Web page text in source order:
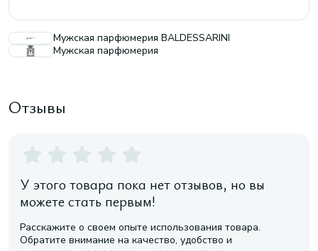
Мужская парфюмерия BALDESSARINI
Мужская парфюмерия
Отзывы
У этого товара пока нет отзывов, но вы
можете стать первым!
Расскажите о своем опыте использования товара.
Обратите внимание на качество, удобство и